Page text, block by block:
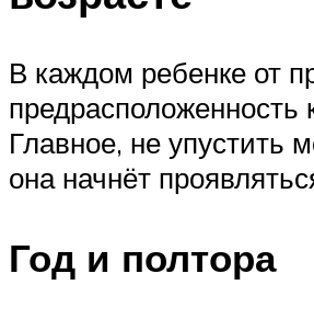
В каждом ребенке от
предрасположенность
Главное, не упустить
она начнёт
Год и полтора